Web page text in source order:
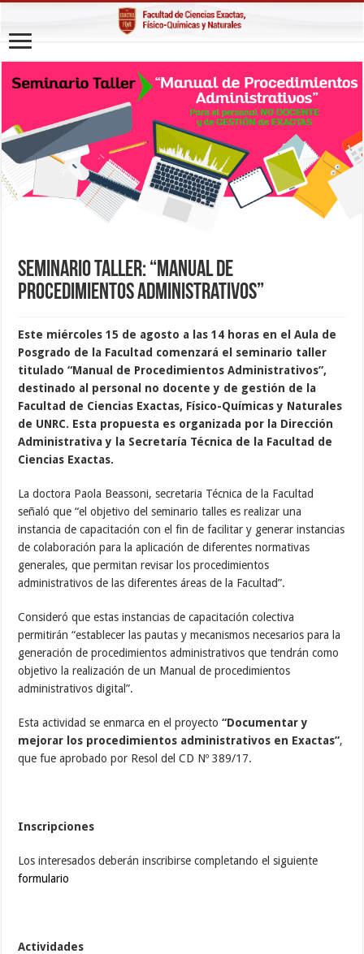
Seminario Taller: “Manual de
Procedimientos Administrativos”
Este miércoles 15 de agosto a las 14 horas en el Aula de
Posgrado de la Facultad comenzará el seminario taller
titulado “Manual de Procedimientos Administrativos”,
destinado al personal no docente y de gestión de la
Facultad de Ciencias Exactas, Físico-Químicas y Naturales
de UNRC. Esta propuesta es organizada por la Dirección
Administrativa y la Secretaría Técnica de la Facultad de
Ciencias Exactas.
La doctora Paola Beassoni, secretaria Técnica de la Facultad
señaló que “el objetivo del seminario talles es realizar una
instancia de capacitación con el fin de facilitar y generar instancias
de colaboración para la aplicación de diferentes normativas
generales, que permitan revisar los procedimientos
administrativos de las diferentes áreas de la Facultad”.
Consideró que estas instancias de capacitación colectiva
permitirán “establecer las pautas y mecanismos necesarios para la
generación de procedimientos administrativos que tendrán como
objetivo la realización de un Manual de procedimientos
administrativos digital”.
Esta actividad se enmarca en el proyecto“Documentar y
mejorar los procedimientos administrativos en Exactas”,
que fue aprobado por Resol del CD Nº 389/17.
Inscripciones
Los interesados deberán inscribirse completando el siguiente
formulario
Actividades